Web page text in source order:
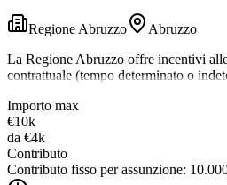
Regione Abruzzo
Abruzzo
La Regione Abruzzo offre incentivi
contrattuale (tempo determinato o
Importo max
€10k
da €4k
Contributo
Contributo fisso per assunzione: